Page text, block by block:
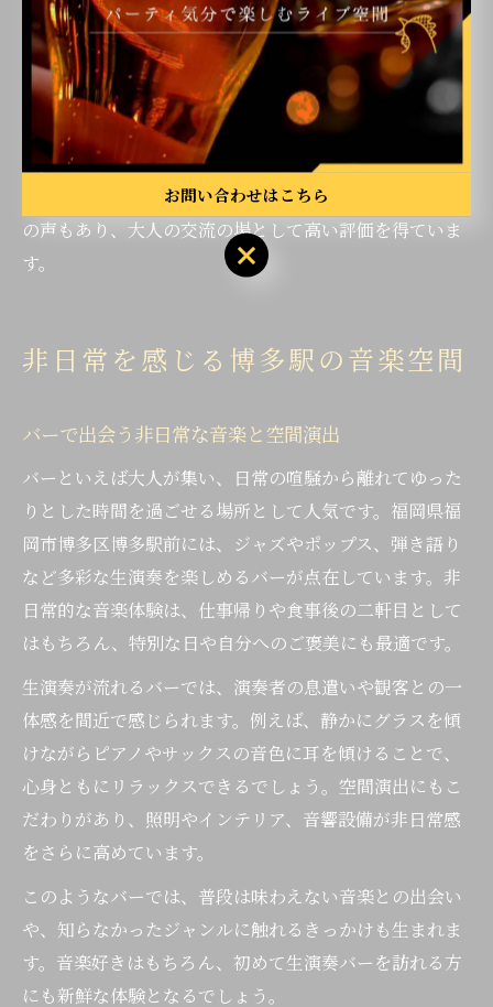
いや発見が期待できます。例えば、音楽好き同士が意気
投合し、次回来店時に一緒に楽しむケースも多いです。
初心者でもスタッフが丁寧にサポートしてくれる店舗が
多く、一人での利用や初めての方も安心して参加できま
す。実際に「スタッフと音楽談義ができて楽しかった」
「常連さんに誘われて交流が広がった」といった利用者
の声もあり、大人の交流の場として高い評価を得ていま
す。
非日常を感じる博多駅の音楽空間
バーで出会う非日常な音楽と空間演出
バーといえば大人が集い、日常の喧騒から離れてゆった
りとした時間を過ごせる場所として人気です。福岡県福
岡市博多区博多駅前には、ジャズやポップス、弾き語り
など多彩な生演奏を楽しめるバーが点在しています。非
日常的な音楽体験は、仕事帰りや食事後の二軒目として
はもちろん、特別な日や自分へのご褒美にも最適です。
生演奏が流れるバーでは、演奏者の息遣いや観客との一
体感を間近で感じられます。例えば、静かにグラスを傾
けながらピアノやサックスの音色に耳を傾けることで、
心身ともにリラックスできるでしょう。空間演出にもこ
だわりがあり、照明やインテリア、音響設備が非日常感
をさらに高めています。
このようなバーでは、普段は味わえない音楽との出会い
や、知らなかったジャンルに触れるきっかけも生まれま
す。音楽好きはもちろん、初めて生演奏バーを訪れる方
にも新鮮な体験となるでしょう。
お問い合わせはこちら